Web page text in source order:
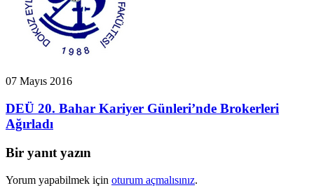
07 Mayıs 2016
DEÜ 20. Bahar Kariyer Günleri’nde Brokerleri
Ağırladı
Bir yanıt yazın
Yorum yapabilmek için oturum açmalısınız.